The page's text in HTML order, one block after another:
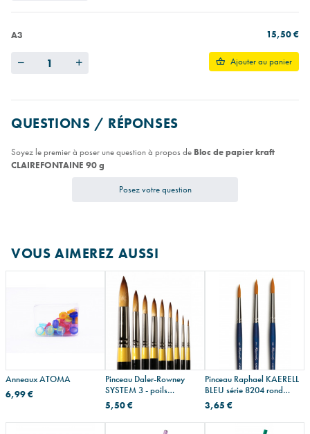
A3 15,50 €
Ajouter au panier
QUESTIONS / RÉPONSES
Soyez le premier à poser une question à propos de Bloc de papier kraft
CLAIREFONTAINE 90 g
Posez votre question
VOUS AIMEREZ AUSSI
Anneaux ATOMA
6,99 €
Pinceau Daler-Rowney
SYSTEM 3 - poils
synthétiques - série 85 rond
5,50 €
Pinceau Raphael KAERELL
BLEU série 8204 rond
synthétique
3,65 €